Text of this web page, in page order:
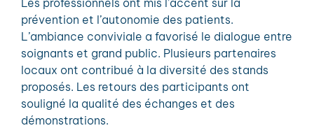
Les professionnels ont mis l’accent sur la
prévention et l’autonomie des patients.
L’ambiance conviviale a favorisé le dialogue entre
soignants et grand public. Plusieurs partenaires
locaux ont contribué à la diversité des stands
proposés. Les retours des participants ont
souligné la qualité des échanges et des
démonstrations.